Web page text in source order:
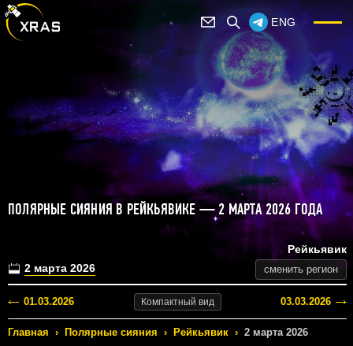
ENG
ПОЛЯРНЫЕ СИЯНИЯ В РЕЙКЬЯВИКЕ — 2 МАРТА 2026 ГОДА
2 марта 2026
Рейкьявик
сменить регион
01.03.2026 Компактный вид 03.03.2026
Главная › Полярные сияния › Рейкьявик › 2 марта 2026